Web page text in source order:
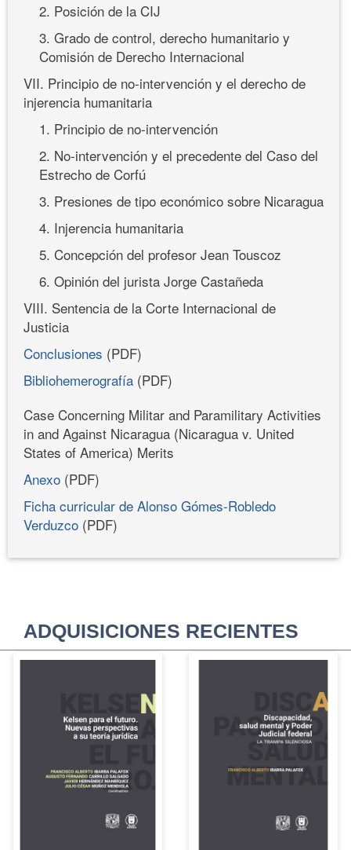
2. Posición de la CIJ
3. Grado de control, derecho humanitario y
Comisión de Derecho Internacional
VII. Principio de no-intervención y el derecho de
injerencia humanitaria
1. Principio de no-intervención
2. No-intervención y el precedente del Caso del
Estrecho de Corfú
3. Presiones de tipo económico sobre Nicaragua
4. Injerencia humanitaria
5. Concepción del profesor Jean Touscoz
6. Opinión del jurista Jorge Castañeda
VIII. Sentencia de la Corte Internacional de
Justicia
Conclusiones (PDF)
Bibliohemerografía (PDF)
Case Concerning Militar and Paramilitary Activities
in and Against Nicaragua (Nicaragua v. United
States of America) Merits
Anexo (PDF)
Ficha curricular de Alonso Gómes-Robledo
Verduzco (PDF)
ADQUISICIONES RECIENTES